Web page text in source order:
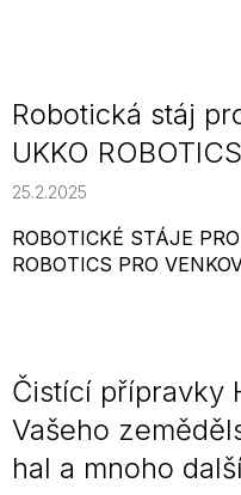
Robotická stáj
UKKO ROBOTICS
25.2.2025
ROBOTICKÉ STÁJE
ROBOTICS PRO
Čistící přípravky
Vašeho
hal a mnoho